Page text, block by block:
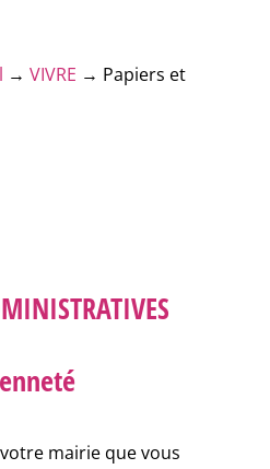
→ VIVRE → Papiers et
mairie que vous